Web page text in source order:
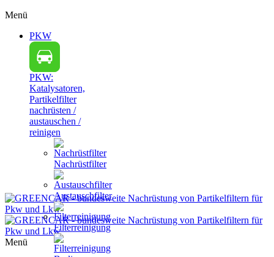
Menü
PKW
PKW:
Katalysatoren,
Partikelfilter
nachrüsten /
austauschen /
reinigen
Nachrüstfilter
Austauschfilter
Filterreinigung
Menü